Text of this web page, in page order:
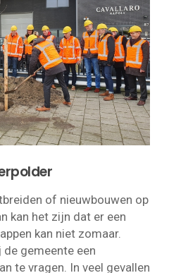
of nieuwbouwen op
kan het zijn dat er een
kan niet zomaar.
gemeente een
te vragen. In veel gevallen